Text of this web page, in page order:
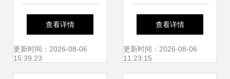
增逾60家供应商 持
续扩大产品代理阵
查看详情
更新时间：2026-08-06
15:39:23
迎战销售旺季，电
子元器件制造火力
查看详情
更新时间：2026-08-06
11:23:15